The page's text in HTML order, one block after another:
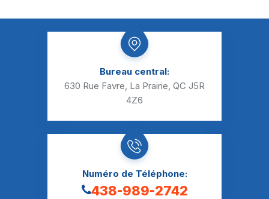
Bureau central:
630 Rue Favre, La Prairie, QC J5R
4Z6
Numéro de Téléphone:
438-989-2742